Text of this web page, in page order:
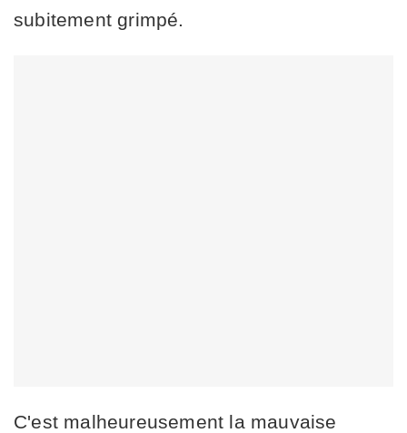
subitement grimpé.
C'est malheureusement la mauvaise